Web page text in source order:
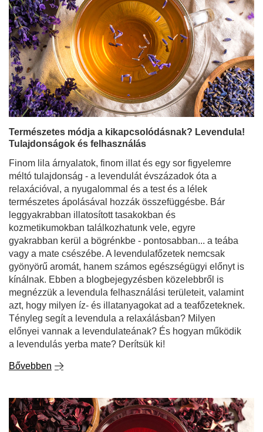
Természetes módja a kikapcsolódásnak? Levendula!
Tulajdonságok és felhasználás
Finom lila árnyalatok, finom illat és egy sor figyelemre
méltó tulajdonság - a levendulát évszázadok óta a
relaxációval, a nyugalommal és a test és a lélek
természetes ápolásával hozzák összefüggésbe. Bár
leggyakrabban illatosított tasakokban és
kozmetikumokban találkozhatunk vele, egyre
gyakrabban kerül a bögrénkbe - pontosabban... a teába
vagy a mate csészébe. A levendulafőzetek nemcsak
gyönyörű aromát, hanem számos egészségügyi előnyt is
kínálnak. Ebben a blogbejegyzésben közelebbről is
megnézzük a levendula felhasználási területeit, valamint
azt, hogy milyen íz- és illatanyagokat ad a teafőzeteknek.
Tényleg segít a levendula a relaxálásban? Milyen
előnyei vannak a levendulateának? És hogyan működik
a levendulás yerba mate? Derítsük ki!
Bővebben